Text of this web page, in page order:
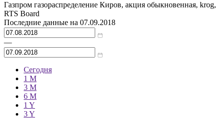
Газпром газораспределение Киров, акция обыкновенная, krog,
RTS Board
Последние данные на 07.09.2018
—
Сегодня
1 M
3 M
6 M
1 Y
3 Y